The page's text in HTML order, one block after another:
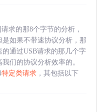
求的那8个字节的分析，
如果不带速协议分析，那
通过USB请求的那几个字
们的协议分析效率的。
特定类请求 ，其包括以下